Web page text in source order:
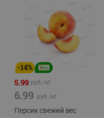
-14%
5.99 руб./кг
6.99 руб./кг
Персик свежий вес